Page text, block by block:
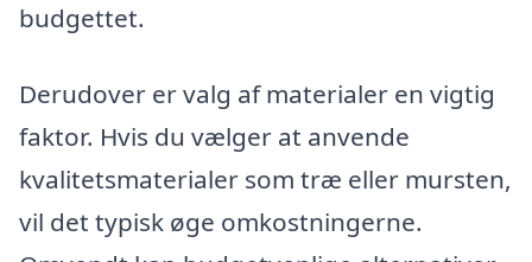
budgettet.
Derudover er valg af materialer en vigtig
faktor. Hvis du vælger at anvende
kvalitetsmaterialer som træ eller mursten,
vil det typisk øge omkostningerne.